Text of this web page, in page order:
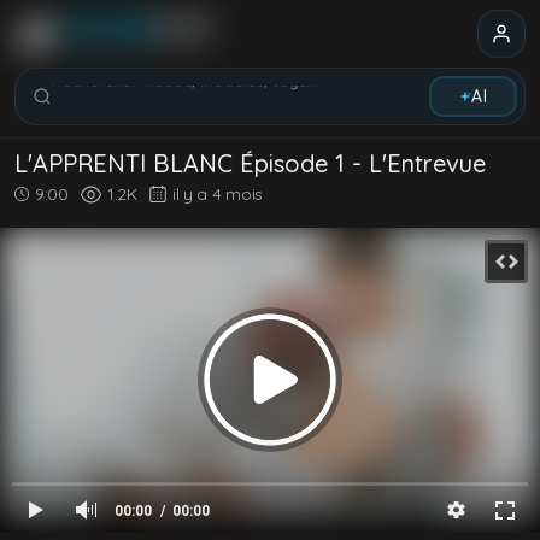
Rechercher vidéos, modèles, tags...
AI
L'APPRENTI BLANC Épisode 1 - L'Entrevue
9:00 1.2K il y a 4 mois
00:00 00:00